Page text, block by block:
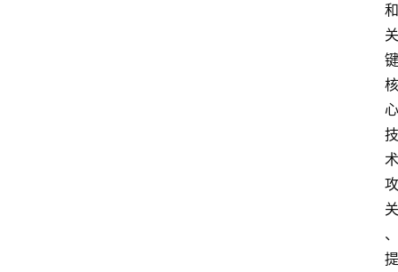
和
关
键
核
心
技
术
攻
关
、
提